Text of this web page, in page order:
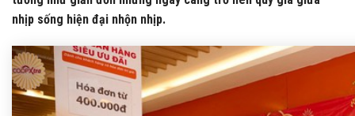
nhịp sống hiện đại nhộn nhịp.